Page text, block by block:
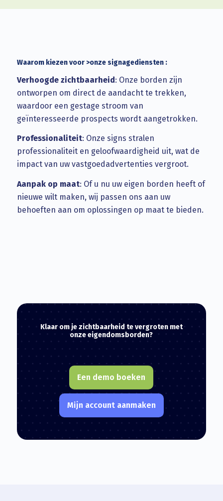
Waarom kiezen voor >onze signagediensten :
Verhoogde zichtbaarheid: Onze borden zijn
ontworpen om direct de aandacht te trekken,
waardoor een gestage stroom van
geïnteresseerde prospects wordt aangetrokken.
Professionaliteit: Onze signs stralen
professionaliteit en geloofwaardigheid uit, wat de
impact van uw vastgoedadvertenties vergroot.
Aanpak op maat: Of u nu uw eigen borden heeft of
nieuwe wilt maken, wij passen ons aan uw
behoeften aan om oplossingen op maat te bieden.
Klaar om je zichtbaarheid te vergroten met
onze eigendomsborden?
Een demo boeken
Mijn account aanmaken